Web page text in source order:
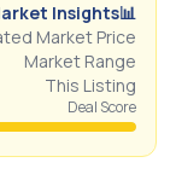
📊
Insights
Market Price
Market Range
This Listing
Deal Score